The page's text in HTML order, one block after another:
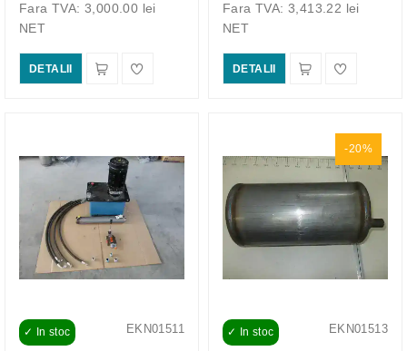
Fara TVA: 3,000.00 lei
NET
DETALII
Fara TVA: 3,413.22 lei
NET
DETALII
EKN01511
✓ In stoc
-20%
EKN01513
✓ In stoc